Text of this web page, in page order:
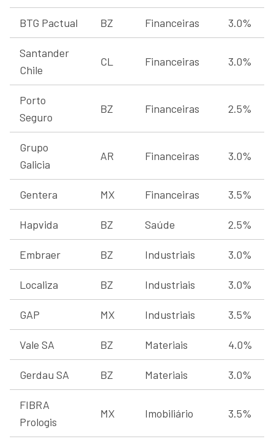
BTG Pactual BZ Financeiras 3.0%
Santander
Chile
CL Financeiras 3.0%
Porto
Seguro
BZ Financeiras 2.5%
Grupo
Galicia
AR Financeiras 3.0%
Gentera MX Financeiras 3.5%
Hapvida BZ Saúde 2.5%
Embraer BZ Industriais 3.0%
Localiza BZ Industriais 3.0%
GAP MX Industriais 3.5%
Vale SA BZ Materiais 4.0%
Gerdau SA BZ Materiais 3.0%
FIBRA
Prologis
MX Imobiliário 3.5%